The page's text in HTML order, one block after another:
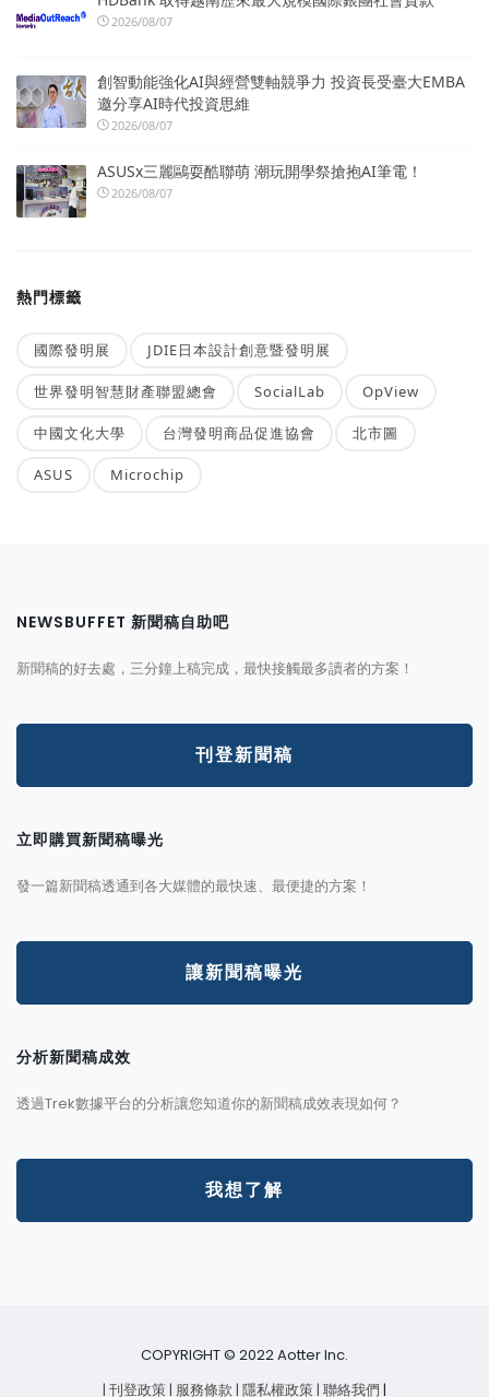
2026/08/07
創智動能強化AI與經營雙軸競爭力 投資長受臺大EMBA
邀分享AI時代投資思維
2026/08/07
ASUSx三麗鷗耍酷聯萌 潮玩開學祭搶抱AI筆電！
2026/08/07
熱門標籤
國際發明展 JDIE日本設計創意暨發明展
世界發明智慧財產聯盟總會 SocialLab OpView
中國文化大學 台灣發明商品促進協會 北市圖
ASUS Microchip
NEWSBUFFET 新聞稿自助吧
新聞稿的好去處，三分鐘上稿完成，最快接觸最多讀者的方案！
刊登新聞稿
立即購買新聞稿曝光
發一篇新聞稿透通到各大媒體的最快速、最便捷的方案！
讓新聞稿曝光
分析新聞稿成效
透過Trek數據平台的分析讓您知道你的新聞稿成效表現如何？
我想了解
COPYRIGHT © 2022 Aotter Inc.
| 刊登政策 | 服務條款 | 隱私權政策 | 聯絡我們 |